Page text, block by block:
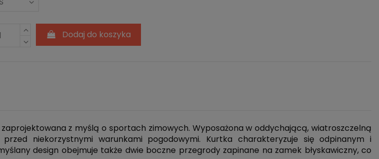
Dodaj do koszyka
z myślą o sportach zimowych. Wyposażona w oddychającą, wiatroszczelną
przed niekorzystnymi warunkami pogodowymi. Kurtka charakteryzuje się odpinanym i
design obejmuje także dwie boczne przegrody zapinane na zamek błyskawiczny, co